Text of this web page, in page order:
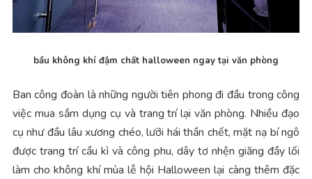
bầu không khí đậm chất halloween ngay tại văn phòng
Ban công đoàn là những người tiên phong đi đầu trong công
việc mua sắm dụng cụ và trang trí lại văn phòng. Nhiều đạo
cụ như đầu lâu xương chéo, lưỡi hái thần chết, mặt nạ bí ngô
được trang trí cầu kì và công phu, dây tơ nhện giăng đầy lối
làm cho không khí mùa lễ hội Halloween lại càng thêm đặc